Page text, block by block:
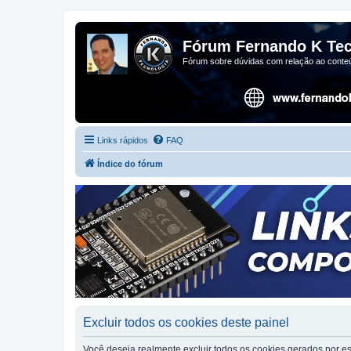
Fórum Fernando K
Fórum sobre dúvidas com relação ao
Links rápidos FAQ
Índice do fórum
Excluir todos os cookies deste painel